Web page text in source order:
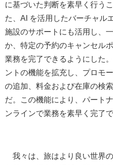
に基づいた判断を素早く行う
た、AI を活用したバーチャル
施設のサポートにも活用し、
か、特定の予約のキャンセル
業務を完了できるようにした
ントの機能を拡充し、プロモ
の追加、料金および在庫の検
だ。この機能により、パート
ンラインで業務を素早く完了
我々は、旅はより良い世界